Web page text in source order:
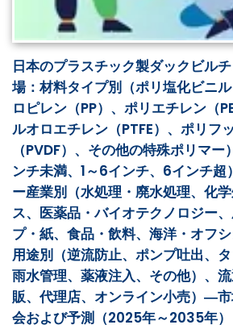
日本のプラスチック製ダックビル
場：材料タイプ別（ポリ塩化ビニ
ロピレン（PP）、ポリエチレン（
ルオロエチレン（PTFE）、ポリフ
（PVDF）、その他の特殊ポリマー
ンチ未満、1～6インチ、6インチ超
ー産業別（水処理・廃水処理、化
ス、医薬品・バイオテクノロジー
プ・紙、食品・飲料、海洋・オフシ
用途別（逆流防止、ポンプ吐出、タ
雨水管理、薬液注入、その他）、
販、代理店、オンライン小売）―
会および予測（2025年～2035年）